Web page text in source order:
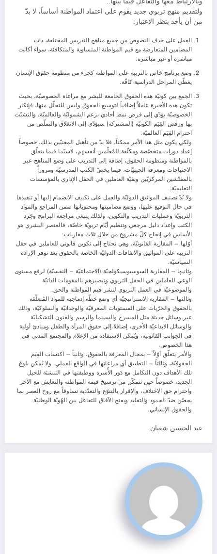
ولتقديم منهج تربوي جديد يقوم على اعتماد المواطنة أساساً، لا بدّ
من أن يأخذ بنظر الاعتبار:
العمل على حذف النصوص من جميع مناهج التدريس المختلفة، ذات
المضامين المتعارضة مع قيم المواطنة المتساوية والمتكافئة، سواء أكانت
مباشرة أو غير مباشرة.
وضع برنامج خاص بالتربية على المواطنة كجزء من منظومة حقوق الإنسان
يغطّي المراحل الدراسية كافّة.
الجمع بين كونيّة هذه الحقوق الجامعة للبشر مع مراعاة الخصوصيّة، بحيث
تكون هذه الأخيرة عاملاً إضافياً لتوسيع الحقوق وليس للتحلّل منها، فإنكار
الخصوصيّة يؤدّي إلى فرض نمط أحادي بزعم الشموليّة والعالميّة، والتشبّث
بها ورفض القِيَم الكونيّة (المشتركة) سيؤدّي إلى الانغلاق والتملّص من
احترام القِيَم العالميّة.
ولكي يكون مثل هذا الأمر ممكناً، فلا بدّ من تأهيل المعنيّين بذلك، خصوصاً
إعداد دورات متخصّصة ومكثّفة للمُعلّمين أنفسهم، لاسيّما فيما يتعلّق
بالمواطنة ومنظومة الحقوق، إضافة إلى التدريب على وضع المناهج عبر
الاحتياجات ومعرفة الحيثيّات، فيما يخصّ الكتب المدرسيّة ومروراً
بالمفتّشين المركزيّين وبقيّة العاملين في الحقل الإداري بالمؤسسات
التعليميّة.
ولا بُدّ تصنيف المواثيق الدوليّة والعمل على تكييف الانضمام إليها أو تنفيذها
في حال التوقيع عليها، ووضع مضامينها ومحتوياتها ضمن المراجع والمواد
التربويّة وعمليات التدريب والتكوين، ولذلك ينبغي مراجعة البرامج وجَرد
الكتب وإعداد دليل مرجعي وتنظيم أيّام تربويّة خاصّة، فالعنصر البشري هو
الأساس في إنجاح كلّ مشروع من خلال ثلاث مقاربات:
أوّلها – المقاربة القانونيّة، وهي تحتاج إلى تكوين قانوني للعاملين في حقل
التربية على المواثيق والاتفاقات الدوليّة الخاصة بالحقوق بعد توفر الإرادة
السياسيّة.
وثانيها – المقاربة السوسيوسيكولجيّة (الاجتماعيّة – النفسيّة) لرفع مستوى
الوعي للعاملين في الحقل التربوي وتبصيرهم بالمقومات الذاتيّة
والموضوعيّة في العمل التربوي لنشر قيم المواطنة والحق.
وثالثها – المقاربة الاستراتيجيّة أي وضع خطّة إدماجية للمواد المُتعلّقة
بالحقوق والحرّيات على المستويات المعرفيّة والوجدانيّة والسلوكيّة، وذلك
عبر وسائل حديثة مثل المسرح والسينما والرسم والفنون التشكيليّة
والوسائل الابداعيّة الأخرى، إضافةً إلى حقوق المرأة والطفل ومبادئ أولية
في الجوانب القانونية، ويُمكن الاستفادة من الإعلام والمجتمع المدني في
هذا الخصوص.
والأمر يتعلّق أوّلاً – بمجال المعرفة بالحقوق، وثانياً – اكتساب القِيَم
الحقوقيّة، وثالثاً – التطبيق أي مراعاتها في الواقع العملي. ولا يُمكن بلوغ
تلك الأهداف دون التكامل مع دَور الأُسرة ووظيفتها في التنشئة للجيل
الجديد، خصوصاً حين تتمكّن من ترسيخ قيمة المواطنة والتعايش مع الآخر
واحترام حق الاختلاف، والإقرار بالتنوّع والتعدّدية تساوقاً مع روح العصر بما
يحصّن ضدّ الجمود والتقليد ويفتح الآفاق للتفاعل بين الهُويّة الوطنيّة
والحقوق الإنساني.
عبد الحسين شعبان